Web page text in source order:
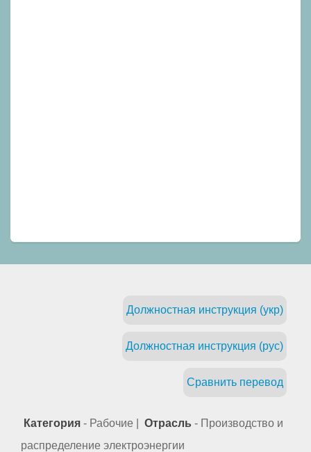
Должностная инструкция (укр)
Должностная инструкция (рус)
Сравнить перевод
Категория - Рабочие | Отрасль - Производство и
распределение электроэнергии